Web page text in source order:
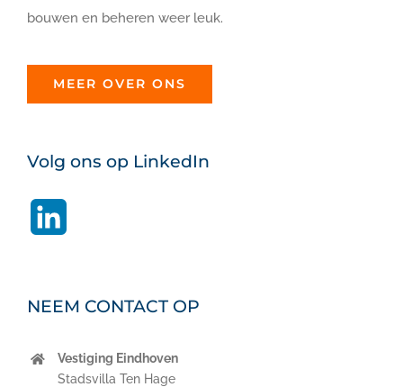
bouwen en beheren weer leuk.
MEER OVER ONS
Volg ons op LinkedIn
NEEM CONTACT OP
Vestiging Eindhoven
Stadsvilla Ten Hage